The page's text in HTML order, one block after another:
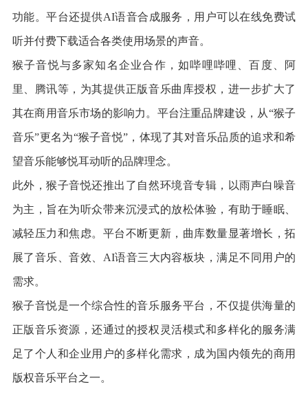
功能。平台还提供AI语音合成服务，用户可以在线免费试
听并付费下载适合各类使用场景的声音。
猴子音悦与多家知名企业合作，如哔哩哔哩、百度、阿
里、腾讯等，为其提供正版音乐曲库授权，进一步扩大了
其在商用音乐市场的影响力。平台注重品牌建设，从“猴子
音乐”更名为“猴子音悦”，体现了其对音乐品质的追求和希
望音乐能够悦耳动听的品牌理念。
此外，猴子音悦还推出了自然环境音专辑，以雨声白噪音
为主，旨在为听众带来沉浸式的放松体验，有助于睡眠、
减轻压力和焦虑。平台不断更新，曲库数量显著增长，拓
展了音乐、音效、AI语音三大内容板块，满足不同用户的
需求。
猴子音悦是一个综合性的音乐服务平台，不仅提供海量的
正版音乐资源，还通过的授权灵活模式和多样化的服务满
足了个人和企业用户的多样化需求，成为国内领先的商用
版权音乐平台之一。